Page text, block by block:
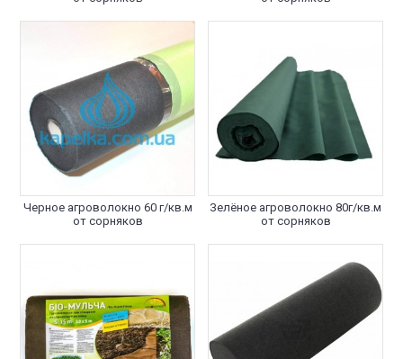
Черное агроволокно 60 г/кв.м
от сорняков
Зелёное агроволокно 80г/кв.м
от сорняков